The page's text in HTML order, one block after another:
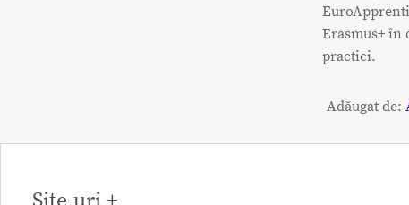
Erasmus+ în
practici.
Adăugat de: